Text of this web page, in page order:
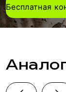
Бесплатная